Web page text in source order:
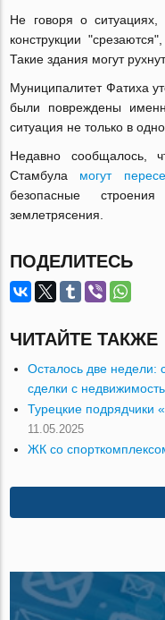
Не говоря о
конструкции
Такие здания могут
Муниципалитет Фатиха
были повреждены
ситуация не только в
Недавно сообщалось,
Стамбула могут
безопасные
землетрясения.
ПОДЕЛИТЕСЬ
ЧИТАЙТЕ ТАКЖЕ
Осталось две недели:
сделки с
Турецкие подрядчики
11.05.2025
ЖК со